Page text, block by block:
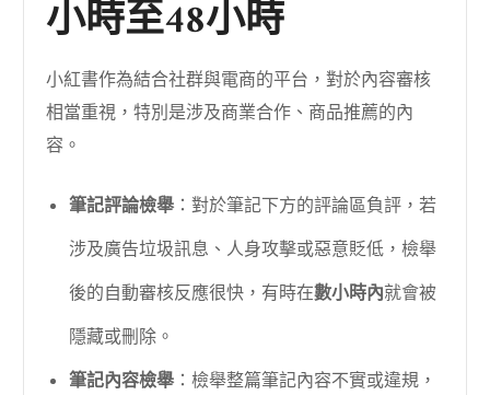
小時至48小時
小紅書作為結合社群與電商的平台，對於內容審核
相當重視，特別是涉及商業合作、商品推薦的內
容。
筆記評論檢舉 ：對於筆記下方的評論區負評，若
涉及廣告垃圾訊息、人身攻擊或惡意貶低，檢舉
後的自動審核反應很快，有時在數小時內就會被
隱藏或刪除。
筆記內容檢舉 ：檢舉整篇筆記內容不實或違規，